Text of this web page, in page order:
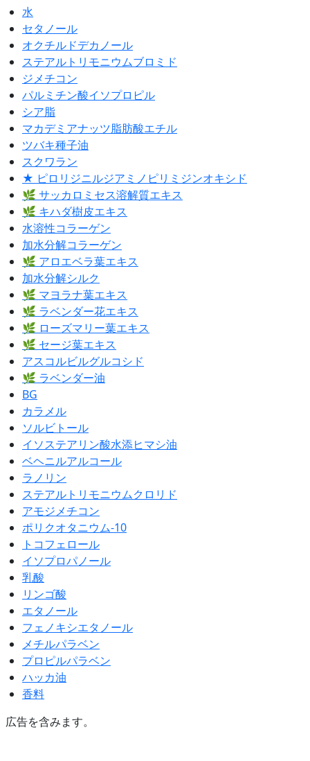
水
セタノール
オクチルドデカノール
ステアルトリモニウムブロミド
ジメチコン
パルミチン酸イソプロピル
シア脂
マカデミアナッツ脂肪酸エチル
ツバキ種子油
スクワラン
★ ピロリジニルジアミノピリミジンオキシド
🌿 サッカロミセス溶解質エキス
🌿 キハダ樹皮エキス
水溶性コラーゲン
加水分解コラーゲン
🌿 アロエベラ葉エキス
加水分解シルク
🌿 マヨラナ葉エキス
🌿 ラベンダー花エキス
🌿 ローズマリー葉エキス
🌿 セージ葉エキス
アスコルビルグルコシド
🌿 ラベンダー油
BG
カラメル
ソルビトール
イソステアリン酸水添ヒマシ油
ベヘニルアルコール
ラノリン
ステアルトリモニウムクロリド
アモジメチコン
ポリクオタニウム-10
トコフェロール
イソプロパノール
乳酸
リンゴ酸
エタノール
フェノキシエタノール
メチルパラベン
プロピルパラベン
ハッカ油
香料
広告を含みます。